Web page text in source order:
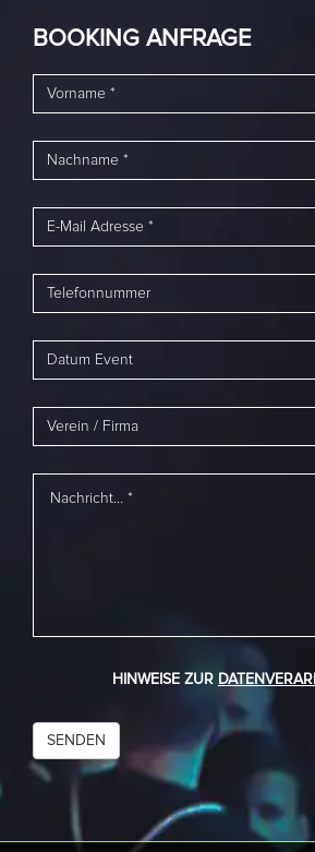
BOOKING ANFRAGE
HINWEISE ZUR